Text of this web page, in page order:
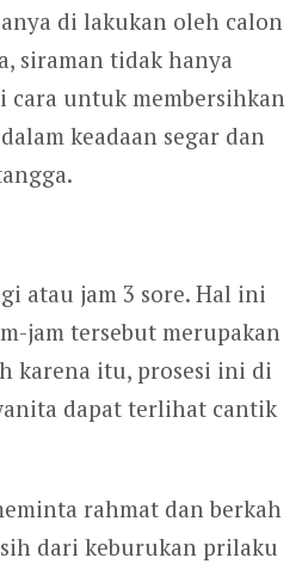
di lakukan oleh calon
siraman tidak hanya
cara untuk membersihkan
keadaan segar dan
atau jam 3 sore. Hal ini
jam tersebut merupakan
karena itu, prosesi ini di
dapat terlihat cantik
rahmat dan berkah
dari keburukan prilaku